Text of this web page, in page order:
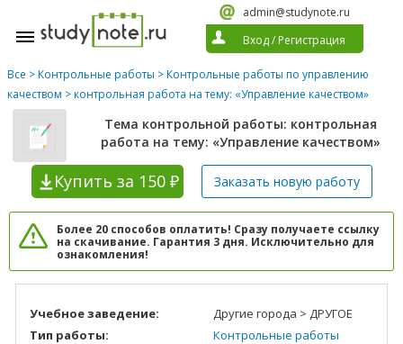
admin@studynote.ru
Вход/ Регистрация
Все >Контрольные работы >Контрольные работы по управлению
качеством > контрольная работа на тему: «Управление качеством»
Тема контрольной работы: контрольная
работа на тему: «Управление качеством»
Купить за 150 ₽ Заказать новую работу
Более 20 способов оплатить! Сразу получаете ссылку
на скачивание. Гарантия 3 дня. Исключительно для
ознакомления!
Учебное заведение:
Другие города > ДРУГОЕ
Тип работы:
Контрольные работы